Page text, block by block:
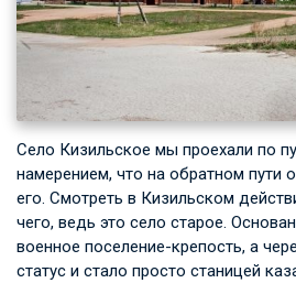
Село Кизильское мы проехали по
намерением, что на обратном пути
его. Смотреть в Кизильском
чего, ведь это село старое.
военное поселение-крепость, а
статус и стало просто станицей